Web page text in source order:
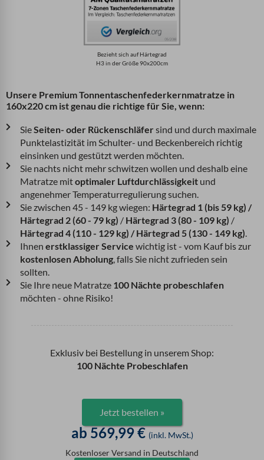
Bezieht sich auf Härtegrad
H3 in der Größe 90x200cm
Unsere Premium Tonnentaschenfederkernmatratze in
160x220 cm ist genau die richtige für Sie, wenn:
SieSeiten- oder Rückenschläfersind und durch maximale
Punktelastizität im Schulter- und Beckenbereich richtig
einsinken und gestützt werden möchten.
Sie nachts nicht mehr schwitzen wollen und deshalb eine
Matratze mitoptimaler Luftdurchlässigkeit und
angenehmer Temperaturregulierung suchen.
Sie zwischen 45 - 149 kg wiegen: Härtegrad 1 (bis 59 kg) /
Härtegrad 2 (60 - 79 kg) / Härtegrad 3 (80 - 109 kg) /
Härtegrad 4 (110 - 129 kg) / Härtegrad 5 (130 - 149 kg)
Ihnenerstklassiger Service wichtig ist - vom Kauf bis zur
kostenlosen Abholung , falls Sie nicht zufrieden sein
sollten.
Sie Ihre neue Matratze 100 Nächte probeschlafen
möchten - ohne Risiko!
Exklusiv bei Bestellung in unserem Shop:
100 Nächte Probeschlafen
Jetzt bestellen »
ab 569,99 € (inkl. MwSt.)
Kostenloser Versand in Deutschland